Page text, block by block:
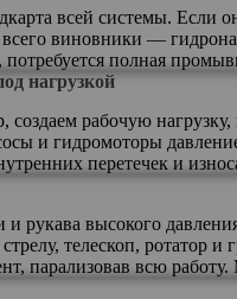
всей системы. Если
виновники —
полная
нагрузкой
рабочую
и гидромоторы
перетечек и
и рукава высокого
телескоп, ротатор и
парализовав всю